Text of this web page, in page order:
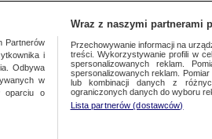
Partnerów
i
Odbywa
w
oparciu o
Wraz z naszymi partnerami
Przechowywanie informacji na
treści. Wykorzystywanie profili w
spersonalizowanych reklam.
spersonalizowanych reklam.
lub kombinacji danych z
ograniczonych danych do wyboru
Lista partnerów (dostawców)